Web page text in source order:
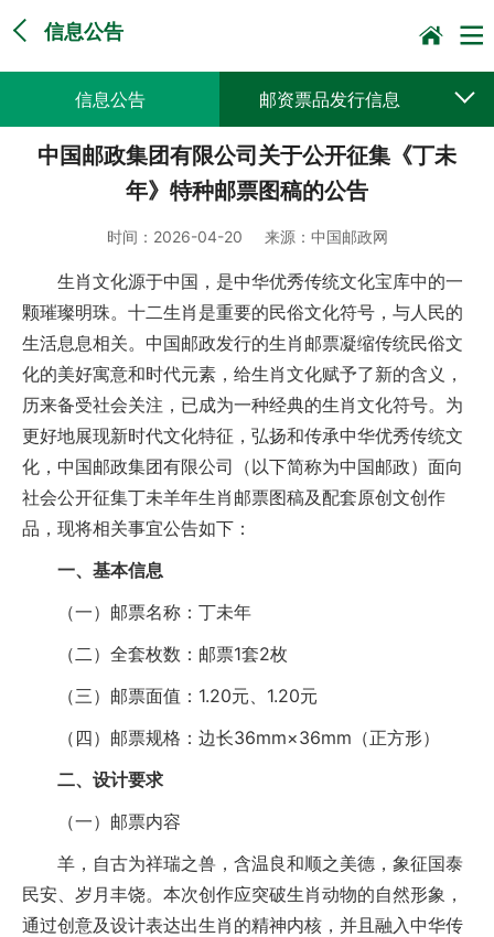
信息公告
信息公告 邮资票品发行信息
采购公告公示 预决算公开
中国邮政集团有限公司关于公开征集《丁未
年》特种邮票图稿的公告
时间： 2026-04-20 来源： 中国邮政网
生肖文化源于中国，是中华优秀传统文化宝库中的一
颗璀璨明珠。十二生肖是重要的民俗文化符号，与人民的
生活息息相关。中国邮政发行的生肖邮票凝缩传统民俗文
化的美好寓意和时代元素，给生肖文化赋予了新的含义，
历来备受社会关注，已成为一种经典的生肖文化符号。为
更好地展现新时代文化特征，弘扬和传承中华优秀传统文
化，中国邮政集团有限公司（以下简称为中国邮政）面向
社会公开征集丁未羊年生肖邮票图稿及配套原创文创作
品，现将相关事宜公告如下：
一、基本信息
（一）邮票名称：丁未年
（二）全套枚数：邮票1套2枚
（三）邮票面值：1.20元、1.20元
（四）邮票规格：边长36mm×36mm（正方形）
二、设计要求
（一）邮票内容
羊，自古为祥瑞之兽，含温良和顺之美德，象征国泰
民安、岁月丰饶。本次创作应突破生肖动物的自然形象，
通过创意及设计表达出生肖的精神内核，并且融入中华传